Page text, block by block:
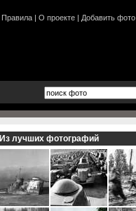
Правила | О проекте | Добавить фото
Из лучших фотографий